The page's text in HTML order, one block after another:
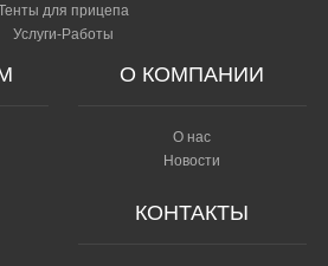
для прицепа
Услуги-Работы
О КОМПАНИИ
О нас
Новости
КОНТАКТЫ